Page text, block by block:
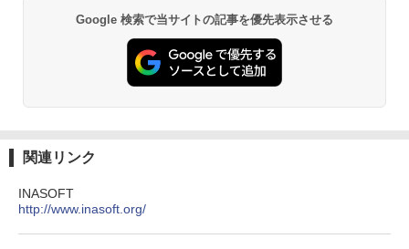
Google 検索で当サイトの記事を優先表示させる
関連リンク
INASOFT
http://www.inasoft.org/